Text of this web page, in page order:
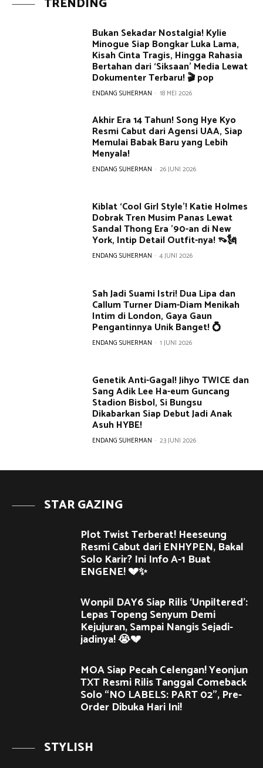
TRENDING
Bukan Sekadar Nostalgia! Kylie
Minogue Siap Bongkar Luka Lama,
Kisah Cinta Tragis, Hingga Rahasia
Bertahan dari ‘Siksaan’ Media Lewat
Dokumenter Terbaru! 🎬 pop
ENDANG SUHERMAN - 18 MEI 2026
Akhir Era 14 Tahun! Song Hye Kyo
Resmi Cabut dari Agensi UAA, Siap
Memulai Babak Baru yang Lebih
Menyala!
ENDANG SUHERMAN - 26 JUNI 2026
Kiblat ‘Cool Girl Style’! Katie Holmes
Dobrak Tren Musim Panas Lewat
Sandal Thong Era ’90-an di New
York, Intip Detail Outfit-nya! 👡🗽
ENDANG SUHERMAN - 4 JUNI 2026
Sah Jadi Suami Istri! Dua Lipa dan
Callum Turner Diam-Diam Menikah
Intim di London, Gaya Gaun
Pengantinnya Unik Banget! 💍
ENDANG SUHERMAN - 1 JUNI 2026
Genetik Anti-Gagal! Jihyo TWICE dan
Sang Adik Lee Ha-eum Guncang
Stadion Bisbol, Si Bungsu
Dikabarkan Siap Debut Jadi Anak
Asuh HYBE!
ENDANG SUHERMAN - 23 JUNI 2026
STAR GAZING
Plot Twist Terberat! Heeseung
Resmi Cabut dari ENHYPEN, Bakal
Solo Karir? Ini Info A-1 Buat
ENGENE! 💔✨
Wonpil DAY6 Siap Rilis ‘Unpiltered’:
Lepas Topeng Senyum Demi
Kejujuran, Sampai Nangis Sejadi-
jadinya! 😭💔
MOA Siap Pecah Celengan! Yeonjun
TXT Resmi Rilis Tanggal Comeback
Solo “NO LABELS: PART 02”, Pre-
Order Dibuka Hari Ini!
STYLISH